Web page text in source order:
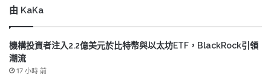
由 KaKa
機構投資者注入2.2億美元於比特幣與以太坊ETF，BlackRock引領
潮流
17 小時 前